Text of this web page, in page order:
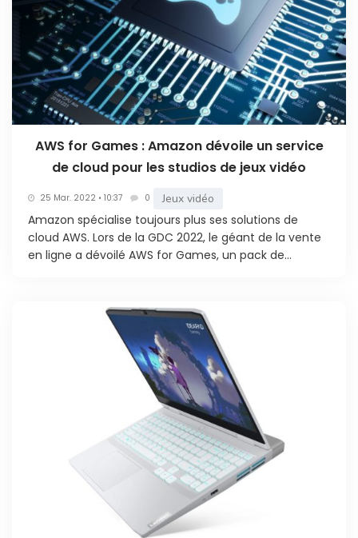
AWS for Games : Amazon dévoile un service
de cloud pour les studios de jeux vidéo
25 Mar. 2022 • 10:37 0 Jeux vidéo
Amazon spécialise toujours plus ses solutions de
cloud AWS. Lors de la GDC 2022, le géant de la vente
en ligne a dévoilé AWS for Games, un pack de...